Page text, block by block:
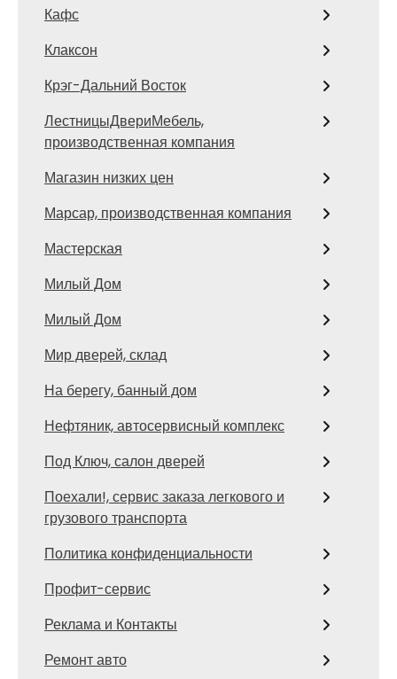
Кафс
Клаксон
Крэг-Дальний Восток
ЛестницыДвериМебель,
производственная компания
Магазин низких цен
Марсар, производственная компания
Мастерская
Милый Дом
Милый Дом
Мир дверей, склад
На берегу, банный дом
Нефтяник, автосервисный комплекс
Под Ключ, салон дверей
Поехали!, сервис заказа легкового и
грузового транспорта
Политика конфиденциальности
Профит-сервис
Реклама и Контакты
Ремонт авто